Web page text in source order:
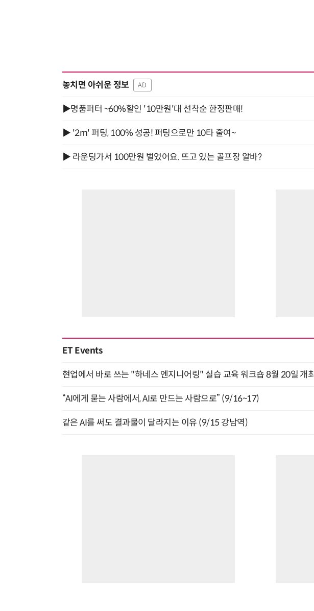
놓치면 아쉬운 정보 AD
▶명품퍼터 ~60%할인 '10만원'대 선착순 한정판매!
▶ '2m' 퍼팅, 100% 성공! 퍼팅으로만 10타 줄여~
▶ 라운딩가서 100만원 벌었어요. 뜨고 있는 골프장 알바?
ET Events
현업에서 바로 쓰는 "하네스 엔지니어링" 실습 교육 워크숍 8월 20일 개최
“AI에게 묻는 사람에서, AI로 만드는 사람으로” (9/16~17)
같은 AI를 써도 결과물이 달라지는 이유 (9/15 강남역)